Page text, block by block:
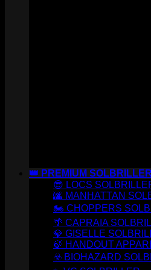
👑 PREMIUM SOLBRILLER
😎 LOCS
🌆 MANHATTAN
🏍️ CHOPPERS
🌴 CAPRAIA
💎 GISELLE
🍃 HANDOUT
☣️ BIOHAZARD